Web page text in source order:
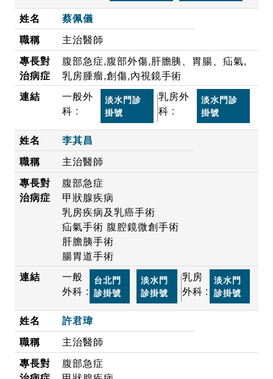
蔡佩儀
主治醫師
腹部急症,腹部外傷,肝膽胰、胃腸、疝氣,
乳房腫瘤,創傷,內視鏡手術
一般外
科 :
淡水門診
掛號
乳房外
科 :
淡水門診
掛號
李其昌
主治醫師
腹部急症
甲狀腺疾病
乳房疾病及乳癌手術
疝氣手術 腹腔鏡微創手術
肝膽胰手術
腸胃道手術
一般
外科 :
台北門
診掛號
淡水門
診掛號
乳房
外科 :
淡水門
診掛號
許君瑋
主治醫師
腹部急症